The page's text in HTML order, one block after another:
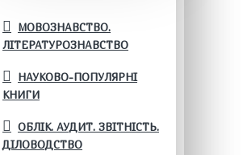
МОВОЗНАВСТВО.
ЛІТЕРАТУРОЗНАВСТВО
НАУКОВО-ПОПУЛЯРНІ
КНИГИ
ОБЛІК. АУДИТ. ЗВІТНІСТЬ.
ДІЛОВОДСТВО